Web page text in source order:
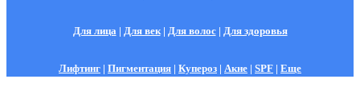
Для лица | Для век| Для волос| Для здоровья
Лифтинг | Пигментация | Купероз | Акне | SPF | Еще